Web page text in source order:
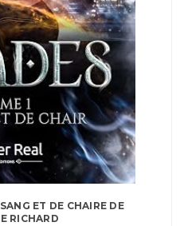
ET DE CHAIRE DE
RICHARD